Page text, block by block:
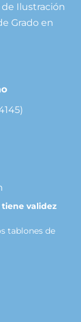
Ilustración
Grado en
validez
tablones de